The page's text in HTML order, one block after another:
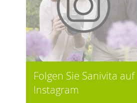
Folgen Sie Sanivita auf
Instagram